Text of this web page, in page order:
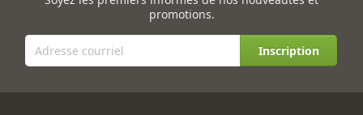
promotions.
Inscription